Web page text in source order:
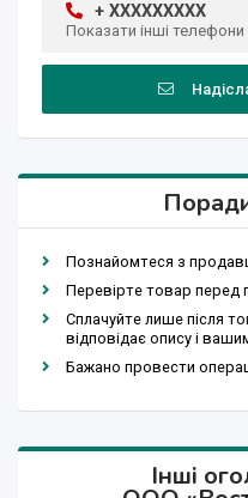
+ XXXXXXXXX
Показати інші
Познайомтеся з
Перевірте товар перед
Сплачуйте лише після
відповідає опису і
Бажано провести
Інші